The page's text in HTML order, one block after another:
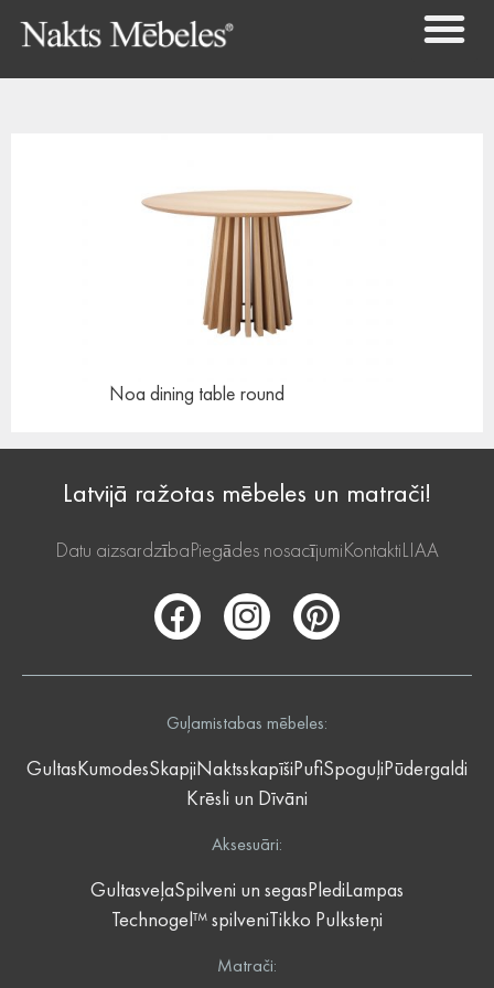
Noa dining table round
Latvijā ražotas mēbeles un matrači!
Datu aizsardzībaPiegādes nosacījumiKontaktiLIAA
Guļamistabas mēbeles:
GultasKumodesSkapjiNaktsskapīšiPufiSpoguļiPūdergaldi
Krēsli un Dīvāni
Aksesuāri:
GultasveļaSpilveni un segasPlediLampas
Technogel™ spilveniTikko Pulksteņi
Matrači: